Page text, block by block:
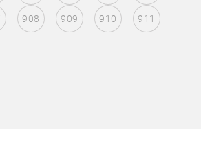
908 909 910 911